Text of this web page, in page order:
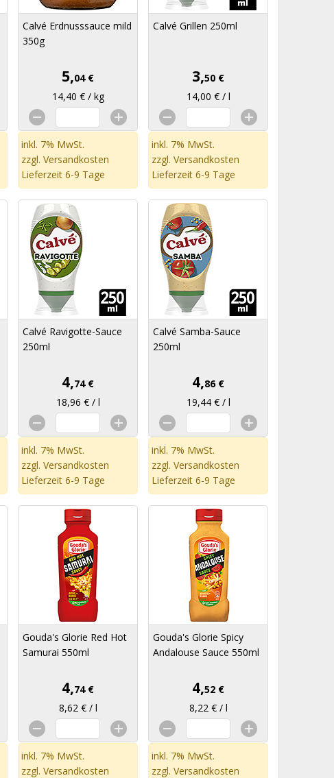
Calvé Erdnusssauce mild
350g
5,04 €
14,40 € / kg
inkl. 7% MwSt.
zzgl. Versandkosten
Lieferzeit 6-9 Tage
Calvé Grillen 250ml
3,50 €
14,00 € / l
inkl. 7% MwSt.
zzgl. Versandkosten
Lieferzeit 6-9 Tage
Calvé Ravigotte-Sauce
250ml
4,74 €
18,96 € / l
inkl. 7% MwSt.
zzgl. Versandkosten
Lieferzeit 6-9 Tage
Calvé Samba-Sauce
250ml
4,86 €
19,44 € / l
inkl. 7% MwSt.
zzgl. Versandkosten
Lieferzeit 6-9 Tage
Gouda's Glorie Red Hot
Samurai 550ml
4,74 €
8,62 € / l
inkl. 7% MwSt.
zzgl. Versandkosten
Gouda's Glorie Spicy
Andalouse Sauce 550ml
4,52 €
8,22 € / l
inkl. 7% MwSt.
zzgl. Versandkosten